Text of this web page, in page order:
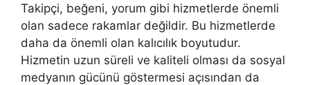
Takipçi, beğeni, yorum gibi hizmetlerde önemli
olan sadece rakamlar değildir. Bu hizmetlerde
daha da önemli olan kalıcılık boyutudur.
Hizmetin uzun süreli ve kaliteli olması da sosyal
medyanın gücünü göstermesi açısından da